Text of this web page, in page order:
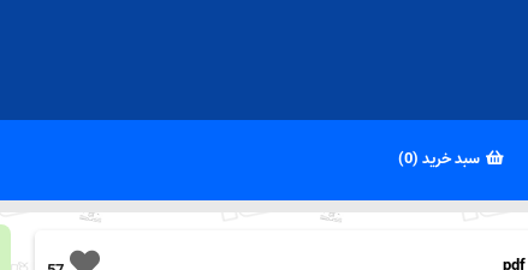
سبد خرید (0)